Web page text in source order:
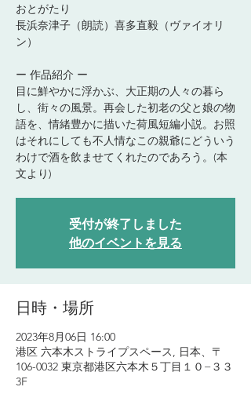
おとがたり
長浜奈津子（朗読）喜多直毅（ヴァイオリ
ン）
ー 作品紹介 ー
目に鮮やかに浮かぶ、大正期の人々の暮ら
し、街々の風景。再会した初老の父と娘の物
語を、情緒豊かに描いた荷風短編小説。お照
はそれにしても不人情なこの親爺にどういう
わけで酒を飲ませてくれたのであろう。(本
文より)
受付が終了しました
他のイベントを見る
日時・場所
2023年8月06日 16:00
港区 六本木ストライプスペース, 日本、〒
106-0032 東京都港区六本木５丁目１０−３３
3F